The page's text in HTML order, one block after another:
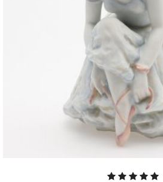
ПЕРЕЙТИ К